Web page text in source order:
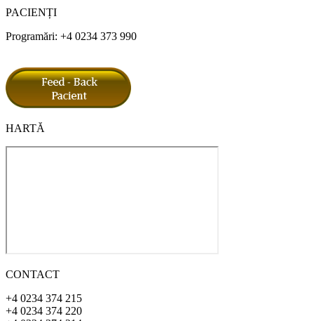
PACIENȚI
Programări: +4 0234 373 990
HARTĂ
CONTACT
+4 0234 374 215
+4 0234 374 220